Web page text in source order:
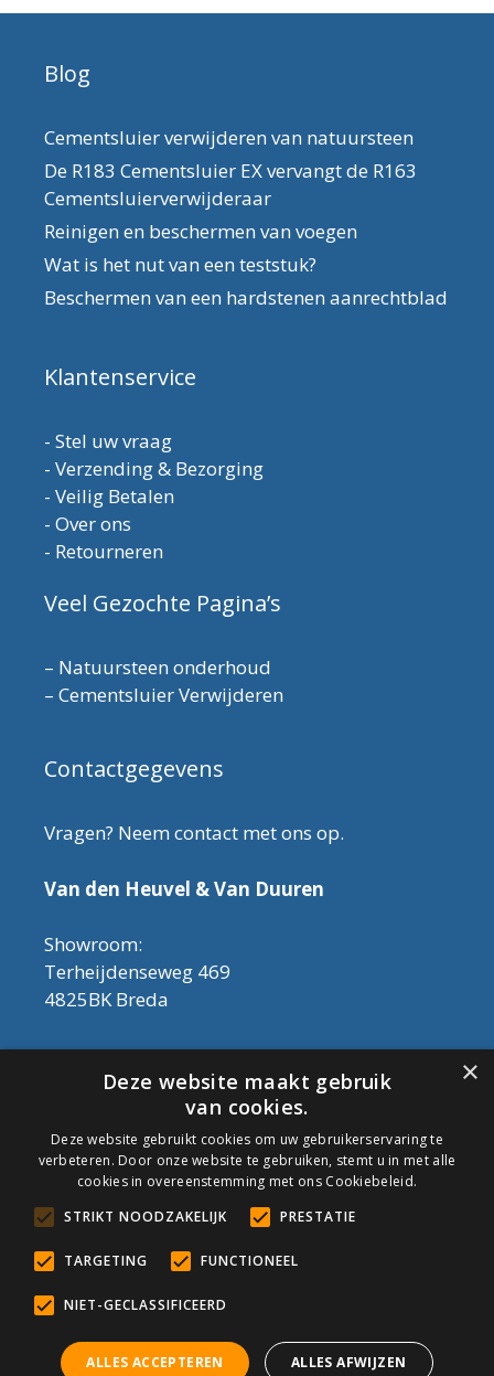
Blog
Cementsluier verwijderen van natuursteen
De R183 Cementsluier EX vervangt de R163
Cementsluierverwijderaar
Reinigen en beschermen van voegen
Wat is het nut van een teststuk?
Beschermen van een hardstenen aanrechtblad
Klantenservice
- Stel uw vraag
- Verzending & Bezorging
- Veilig Betalen
- Over ons
- Retourneren
Veel Gezochte Pagina’s
– Natuursteen onderhoud
– Cementsluier Verwijderen
Contactgegevens
Vragen? Neem contact met ons op.
Van den Heuvel & Van Duuren
Showroom:
Terheijdenseweg 469
4825BK Breda
Let op! Onderhoudsproducten zijn nu af te
halen in de showroom. Er kan alleen met
contant geld betaald worden, dus geen pin.
Tel: 076-3030554
Email: info@onderhoudshop.nl
KVK: 59667419
Algemene Voorwaarden
Copyright © 2019 Onderhoud Shop
×
Deze website maakt gebruik
van cookies.
Deze website gebruikt cookies om uw gebruikerservaring te
verbeteren. Door onze website te gebruiken, stemt u in met alle
cookies in overeenstemming met ons Cookiebeleid.
STRIKT NOODZAKELIJK
PRESTATIE
TARGETING FUNCTIONEEL
NIET-GECLASSIFICEERD
ALLES ACCEPTEREN ALLES AFWIJZEN